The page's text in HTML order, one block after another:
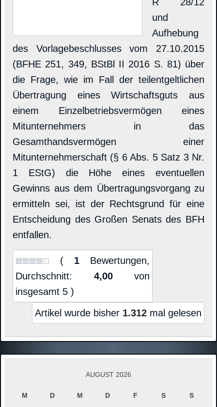
R 28/12
und
Aufhebung
des Vorlagebeschlusses vom 27.10.2015
(BFHE 251, 349, BStBl II 2016 S. 81) über
die Frage, wie im Fall der teilentgeltlichen
Übertragung eines Wirtschaftsguts aus
einem Einzelbetriebsvermögen eines
Mitunternehmers in das
Gesamthandsvermögen einer
Mitunternehmerschaft (§ 6 Abs. 5 Satz 3 Nr.
1 EStG) die Höhe eines eventuellen
Gewinns aus dem Übertragungsvorgang zu
ermitteln sei, ist der Rechtsgrund für eine
Entscheidung des Großen Senats des BFH
entfallen.
( 1 Bewertungen,
Durchschnitt: 4,00von
insgesamt 5 )
Artikel wurde bisher 1.312 mal gelesen
AUGUST 2026
M D M D F S S